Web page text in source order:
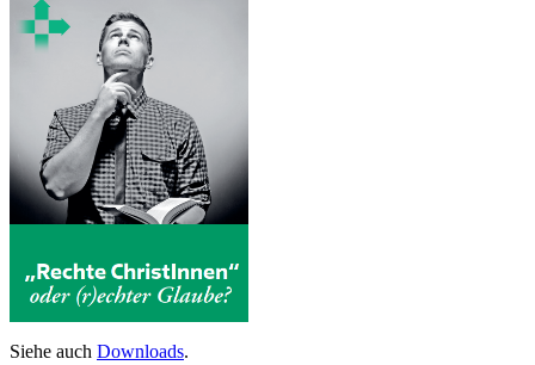
Siehe auch Downloads.